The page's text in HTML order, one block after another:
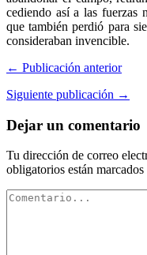
cediendo así a las fuerzas
que también perdió para
consideraban invencible.
← Publicación anterior
Siguiente publicación →
Dejar un comentario
Tu dirección de correo
obligatorios están marcados